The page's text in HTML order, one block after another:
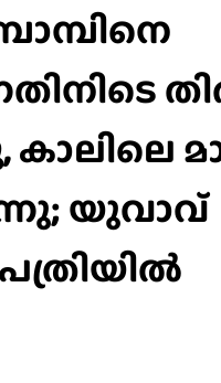
കാലിലെ
യുവാവ്